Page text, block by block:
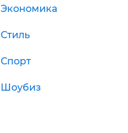
Экономика
Стиль
Спорт
Шоубиз